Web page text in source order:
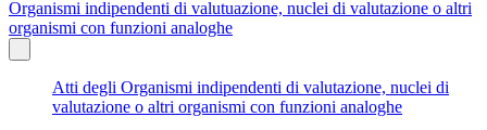
Organismi indipendenti di valutuazione, nuclei di valutazione o altri
organismi con funzioni analoghe
Atti degli Organismi indipendenti di valutazione, nuclei di
valutazione o altri organismi con funzioni analoghe